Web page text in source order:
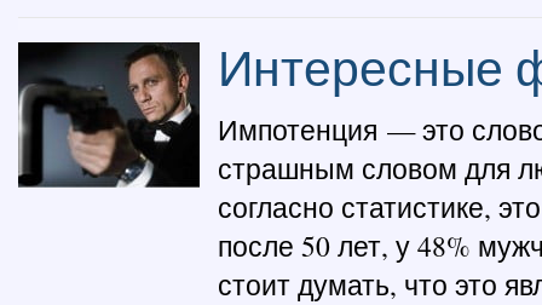
Интересные
Импотенция — это
страшным словом для
согласно статистике,
после 50 лет, у 48%
стоит думать, что это